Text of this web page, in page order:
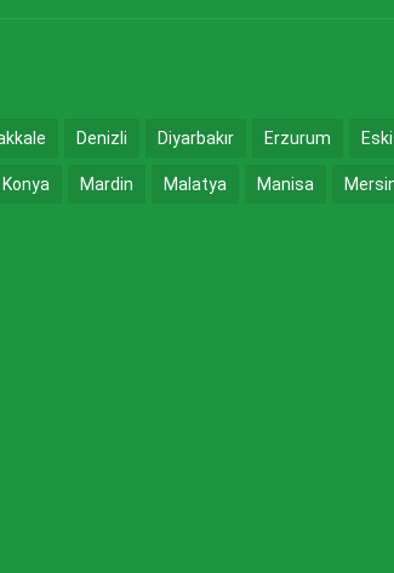
Denizli Diyarbakır Erzurum
Konya Mardin Malatya Manisa